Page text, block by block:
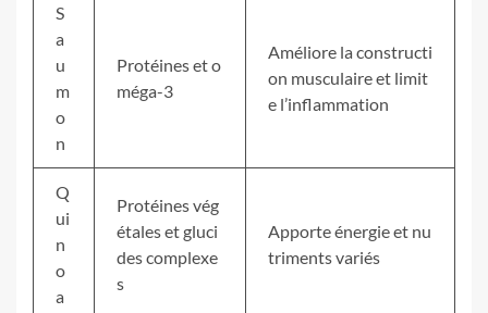
S
a
u
m
o
n
Protéines et o
méga-3
Améliore la constructi
on musculaire et limit
e l’inflammation
Q
ui
n
o
a
Protéines vég
étales et gluci
des complexe
s
Apporte énergie et nu
triments variés